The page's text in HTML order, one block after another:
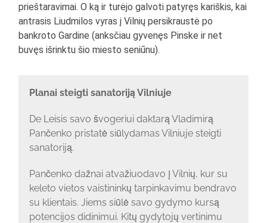
prieštaravimai. O ką ir turėjo galvoti patyręs kariškis, kai
antrasis Liudmilos vyras į Vilnių persikraustė po
bankroto Gardine (anksčiau gyvenęs Pinske ir net
buvęs išrinktu šio miesto seniūnu).
Planai steigti sanatoriją Vilniuje
De Leisis savo švogeriui daktarą Vladimirą
Pančenko pristatė siūlydamas Vilniuje steigti
sanatoriją.
Pančenko dažnai atvažiuodavo į Vilnių, kur su
keleto vietos vaistininkų tarpinkavimu bendravo
su klientais. Jiems siūlė savo gydymo kursą
potencijos didinimui. Kitų gydytojų vertinimu